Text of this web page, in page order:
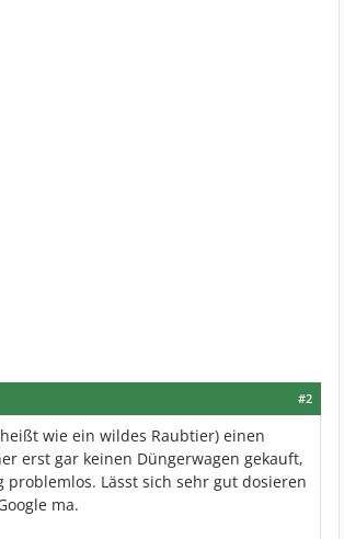
#2
wie ein wildes Raubtier) einen
erst gar keinen Düngerwagen gekauft,
Lässt sich sehr gut dosieren
ma.